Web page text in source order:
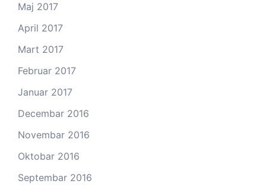
Maj 2017
April 2017
Mart 2017
Februar 2017
Januar 2017
Decembar 2016
Novembar 2016
Oktobar 2016
Septembar 2016